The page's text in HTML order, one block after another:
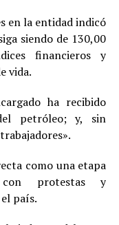
en la entidad indicó
siendo de 130,00
financieros y
vida.
ha recibido
petróleo; y, sin
como una etapa
protestas y
país.